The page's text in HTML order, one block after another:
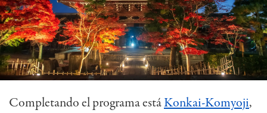
Completando el programa estáKonkai-Komyoji,